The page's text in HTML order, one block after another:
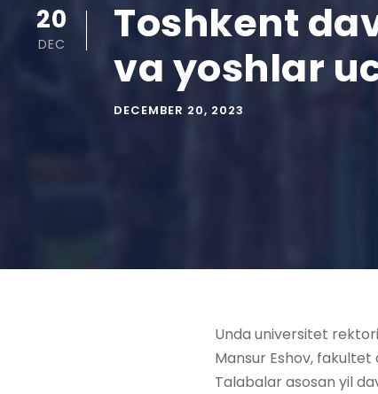
20
DEC
Toshkent
va yoshlar
DECEMBER 20, 2023
Unda universitet
Mansur Eshov,
Talabalar asosan yil